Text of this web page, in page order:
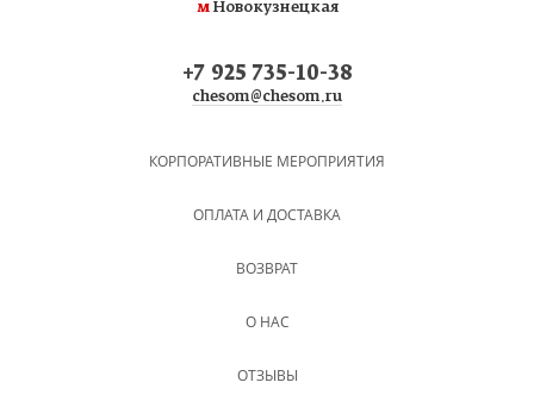
мНовокузнецкая
+7 925 735-10-38
chesom@chesom.ru
КОРПОРАТИВНЫЕ МЕРОПРИЯТИЯ
ОПЛАТА И ДОСТАВКА
ВОЗВРАТ
О НАС
ОТЗЫВЫ